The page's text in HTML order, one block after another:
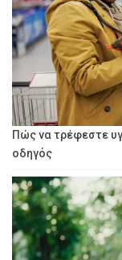
Πώς να τρέφεστε
οδηγός